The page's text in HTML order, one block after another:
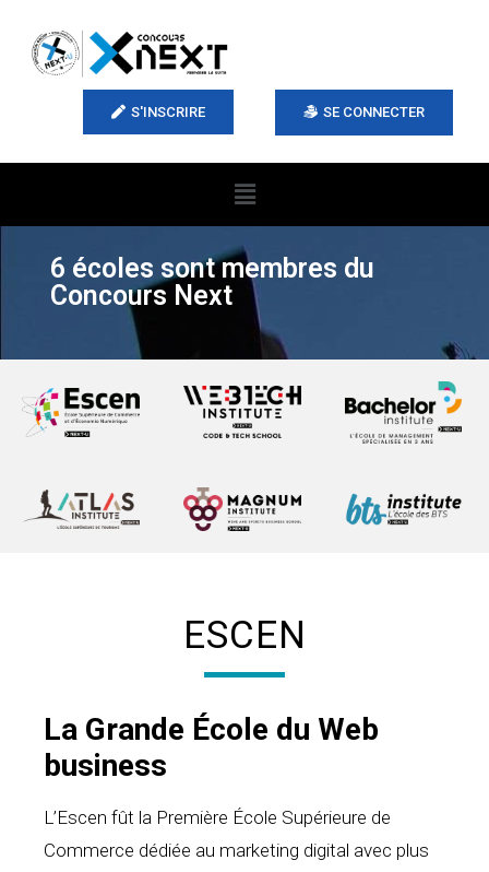
S'INSCRIRE SE CONNECTER
6 écoles sont membres du
Concours Next
ESCEN
La Grande École du Web
business
L’Escen fût la Première École Supérieure de
Commerce dédiée au marketing digital avec plus